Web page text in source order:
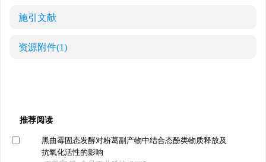
施引文献
资源附件(1)